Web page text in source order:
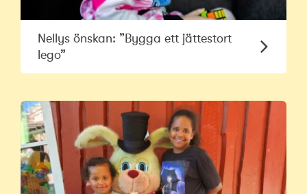
Nellys önskan: ”Bygga ett jättestort
lego”